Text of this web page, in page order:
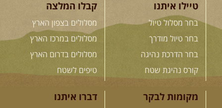
לכל המסעות בעולם
. הדרכות נהיגה .
טיילו איתנו
בחר מסלול טיול
בחר טיול מודרך
בחר הדרכת נהיגה
קורס נהיגת שטח
קבלו המלצה
מסלולים בצפון הארץ
מסלולים במרכז הארץ
מסלולים בדרום הארץ
טיפים לשטח
מקומות לבקר דברו איתנו